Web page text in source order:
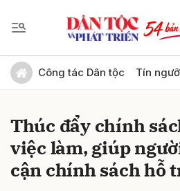
Công tác Dân tộc Tín
Thúc đẩy chính
việc làm, giúp
cận chính sách hỗ
Gửi bình luận